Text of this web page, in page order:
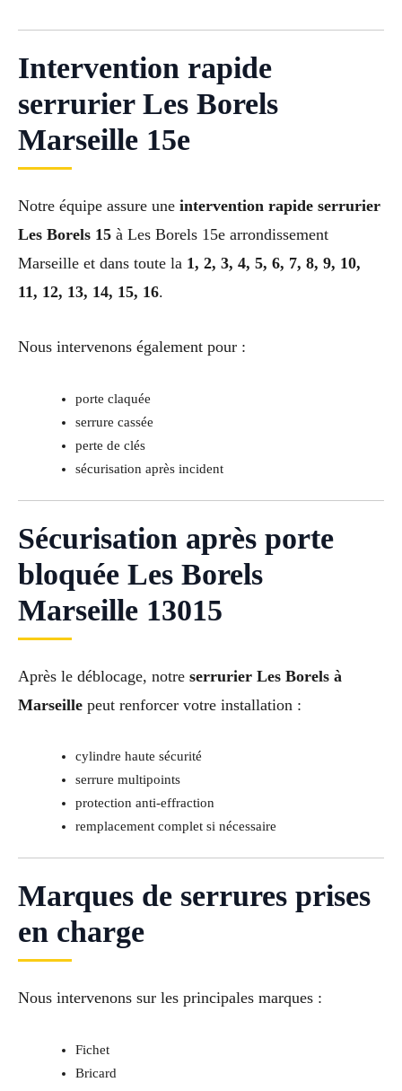
Intervention rapide
serrurier Les Borels
Marseille 15e
Notre équipe assure une intervention rapide serrurier
Les Borels 15 à Les Borels 15e arrondissement
Marseille et dans toute la 1, 2, 3, 4, 5, 6, 7, 8, 9, 10,
11, 12, 13, 14, 15, 16.
Nous intervenons également pour :
porte claquée
serrure cassée
perte de clés
sécurisation après incident
Sécurisation après porte
bloquée Les Borels
Marseille 13015
Après le déblocage, notre serrurier Les Borels à
Marseille peut renforcer votre installation :
cylindre haute sécurité
serrure multipoints
protection anti-effraction
remplacement complet si nécessaire
Marques de serrures prises
en charge
Nous intervenons sur les principales marques :
Fichet
Bricard